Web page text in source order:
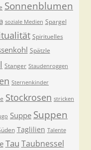
Sonnenblumen
soziale Medien Spargel
Spirituelles
Spätzle
Stanger Staudenroggen
Sternenkinder
Stockrosen stricken
Suppe Suppen
Taglilien Talente
Tau Taubnessel